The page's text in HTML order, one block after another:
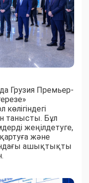
Грузия Премьер-
танысты. Бұл
жеңілдетуге,
және
ашықтықты